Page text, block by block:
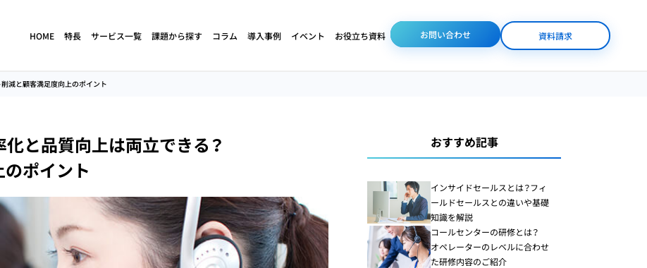
HOME 特長 サービス一覧
クトセンター
行（アウトバウ
ンサイドセールス
コンタクトセンター
（コールセンター）
アセスメント調査
バックオフィス人材
派遣
コンタクトセンター
通販
美容・コスメ業界専門
ビューティコンサルティ
ング
課題から探す
コールセンターの
コールセンターの
離職率が高い
コールセンターの
業務改善・効率化
DX化が進まない
コールセンターの
オムニチャネル化
コラム 導入事例 イベント お役立ち資料 お問い合わせ 資料請求
減と顧客満足度向上のポイント
と品質向上は両立できる？
ポイント
おすすめ記事
インサイドセールスとは？フィ
ールドセールスとの違いや基礎
知識を解説
コールセンターの研修とは？
オペレーターのレベルに合わせ
た研修内容のご紹介